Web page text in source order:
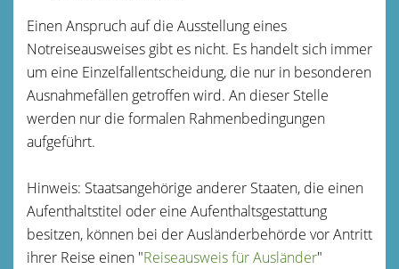
Einen Anspruch auf die Ausstellung eines
Notreiseausweises gibt es nicht. Es handelt sich immer
um eine Einzelfallentscheidung, die nur in besonderen
Ausnahmefällen getroffen wird. An dieser Stelle
werden nur die formalen Rahmenbedingungen
aufgeführt.
Hinweis: Staatsangehörige anderer Staaten, die einen
Aufenthaltstitel oder eine Aufenthaltsgestattung
besitzen, können bei der Ausländerbehörde vor Antritt
ihrer Reise einen "Reiseausweis für Ausländer"